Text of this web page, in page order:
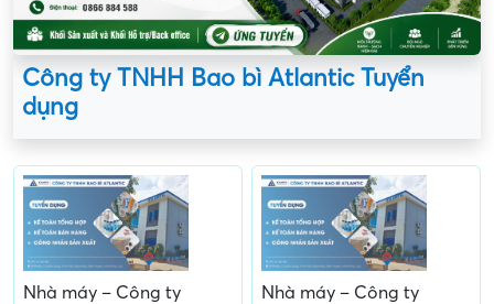
Công ty TNHH Bao bì Atlantic Tuyển
dụng
Nhà máy – Công ty
Nhà máy – Công ty